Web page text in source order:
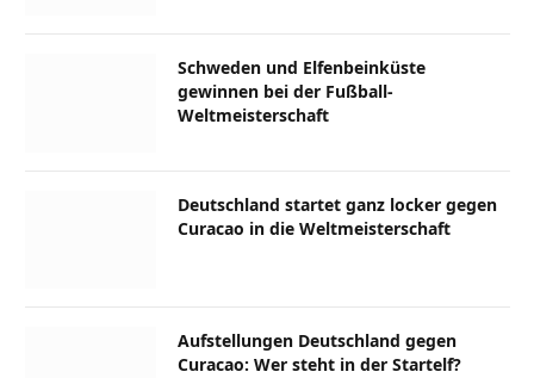
Schweden und Elfenbeinküste
gewinnen bei der Fußball-
Weltmeisterschaft
Deutschland startet ganz locker gegen
Curacao in die Weltmeisterschaft
Aufstellungen Deutschland gegen
Curacao: Wer steht in der Startelf?